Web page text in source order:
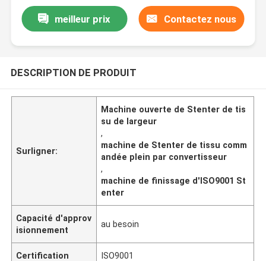
meilleur prix Contactez nous
DESCRIPTION DE PRODUIT
Surligner:
Machine ouverte de Stenter de tis
su de largeur
,
machine de Stenter de tissu comm
andée plein par convertisseur
,
machine de finissage d'ISO9001 St
enter
Capacité d'approv
isionnement
au besoin
Certification ISO9001